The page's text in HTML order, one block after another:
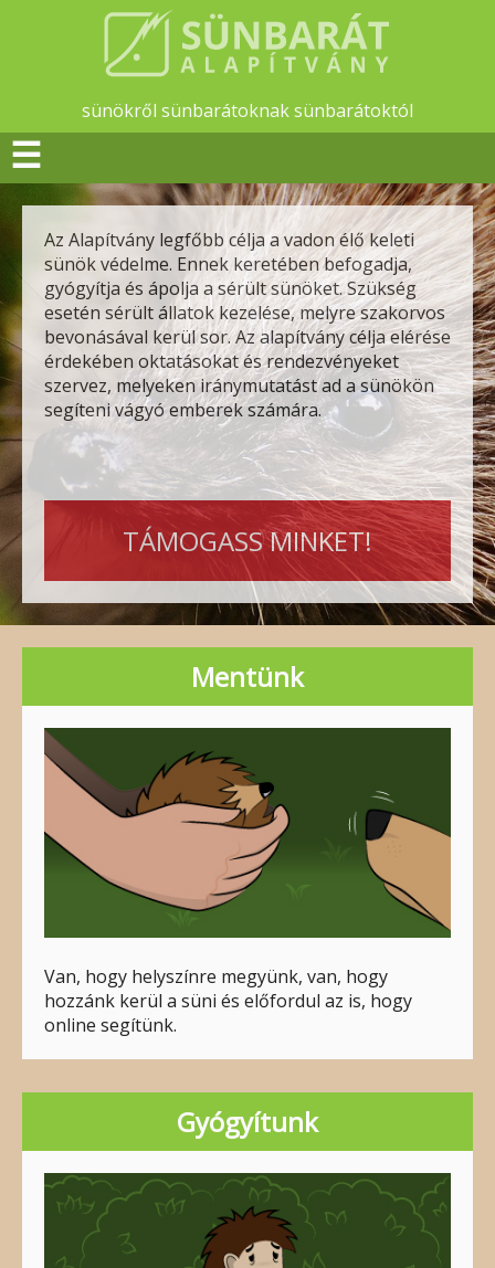
sünökről sünbarátoknak sünbarátoktól
☰
Az Alapítvány legfőbb célja a vadon élő keleti
sünök védelme. Ennek keretében befogadja,
gyógyítja és ápolja a sérült sünöket. Szükség
esetén sérült állatok kezelése, melyre szakorvos
bevonásával kerül sor. Az alapítvány célja elérése
érdekében oktatásokat és rendezvényeket
szervez, melyeken iránymutatást ad a sünökön
segíteni vágyó emberek számára.
TÁMOGASS MINKET!
Mentünk
Van, hogy helyszínre megyünk, van, hogy
hozzánk kerül a süni és előfordul az is, hogy
online segítünk.
Gyógyítunk